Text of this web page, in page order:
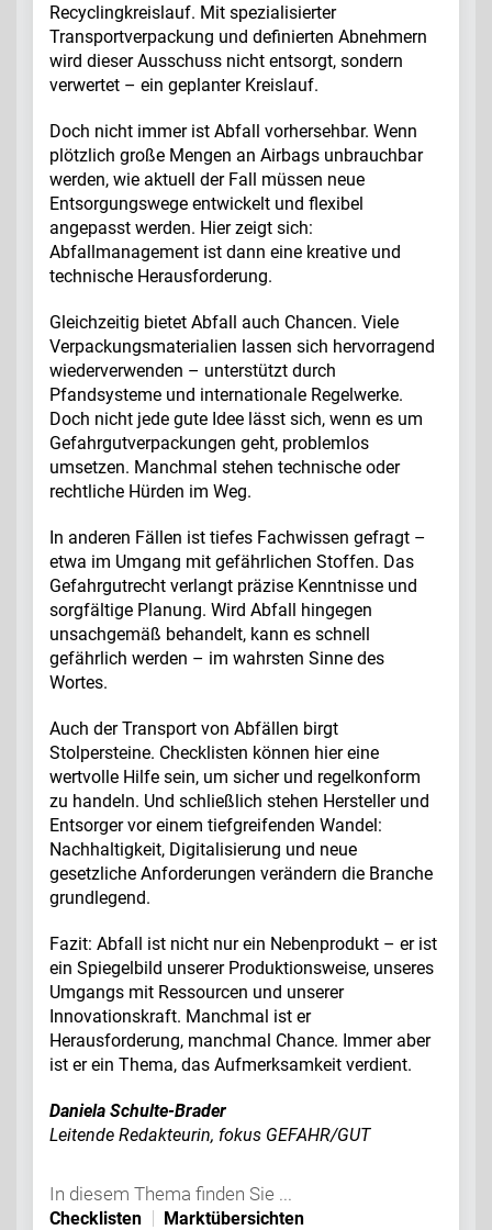
Recyclingkreislauf. Mit spezialisierter
Transportverpackung und definierten Abnehmern
wird dieser Ausschuss nicht entsorgt, sondern
verwertet – ein geplanter Kreislauf.
Doch nicht immer ist Abfall vorhersehbar. Wenn
plötzlich große Mengen an Airbags unbrauchbar
werden, wie aktuell der Fall müssen neue
Entsorgungswege entwickelt und flexibel
angepasst werden. Hier zeigt sich:
Abfallmanagement ist dann eine kreative und
technische Herausforderung.
Gleichzeitig bietet Abfall auch Chancen. Viele
Verpackungsmaterialien lassen sich hervorragend
wiederverwenden – unterstützt durch
Pfandsysteme und internationale Regelwerke.
Doch nicht jede gute Idee lässt sich, wenn es um
Gefahrgutverpackungen geht, problemlos
umsetzen. Manchmal stehen technische oder
rechtliche Hürden im Weg.
In anderen Fällen ist tiefes Fachwissen gefragt –
etwa im Umgang mit gefährlichen Stoffen. Das
Gefahrgutrecht verlangt präzise Kenntnisse und
sorgfältige Planung. Wird Abfall hingegen
unsachgemäß behandelt, kann es schnell
gefährlich werden – im wahrsten Sinne des
Wortes.
Auch der Transport von Abfällen birgt
Stolpersteine. Checklisten können hier eine
wertvolle Hilfe sein, um sicher und regelkonform
zu handeln. Und schließlich stehen Hersteller und
Entsorger vor einem tiefgreifenden Wandel:
Nachhaltigkeit, Digitalisierung und neue
gesetzliche Anforderungen verändern die Branche
grundlegend.
Fazit: Abfall ist nicht nur ein Nebenprodukt – er ist
ein Spiegelbild unserer Produktionsweise, unseres
Umgangs mit Ressourcen und unserer
Innovationskraft. Manchmal ist er
Herausforderung, manchmal Chance. Immer aber
ist er ein Thema, das Aufmerksamkeit verdient.
Daniela Schulte-Brader
Leitende Redakteurin, fokus GEFAHR/GUT
In diesem Thema finden Sie ...
Checklisten
Marktübersichten